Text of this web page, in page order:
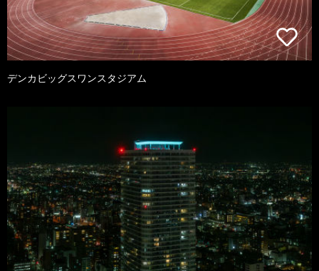
デンカビッグスワンスタジアム